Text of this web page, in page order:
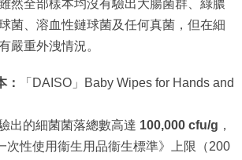
然全部樣本均沒有驗出大腸菌群、綠膿
菌、溶血性鏈球菌及任何真菌，但在細
嚴重外洩情況。
：
「DAISO」Baby Wipes for Hands and
出的細菌菌落總數高達 100,000 cfu/g ，
次性使用衞生用品衞生標準》上限（200